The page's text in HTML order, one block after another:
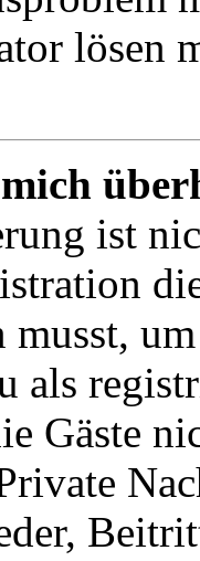
lösen
ist
musst,
als
Gäste